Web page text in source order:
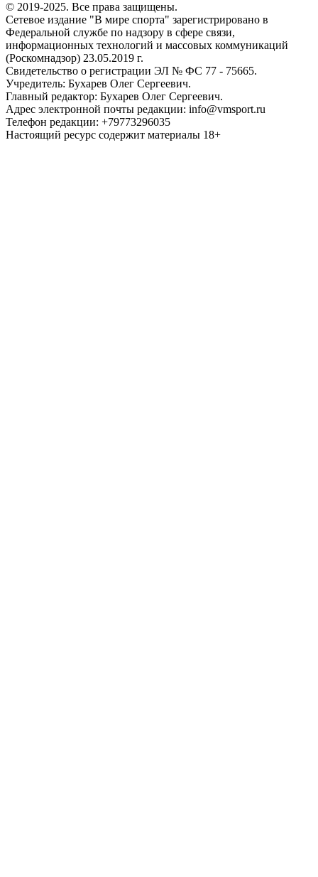
© 2019-2025. Все права защищены.
Сетевое издание "В мире спорта" зарегистрировано в
Федеральной службе по надзору в сфере связи,
информационных технологий и массовых коммуникаций
(Роскомнадзор) 23.05.2019 г.
Свидетельство о регистрации ЭЛ № ФС 77 - 75665.
Учредитель: Бухарев Олег Сергеевич.
Главный редактор: Бухарев Олег Сергеевич.
Адрес электронной почты редакции: info@vmsport.ru
Телефон редакции: +79773296035
Настоящий ресурс содержит материалы 18+